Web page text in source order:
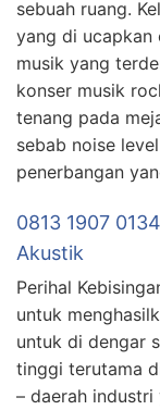
sebuah ruang.
yang di ucapkan
musik yang
konser musik
tenang pada
sebab noise
penerbangan
0813 1907
Akustik
Perihal
untuk
untuk di dengar
tinggi terutama
– daerah